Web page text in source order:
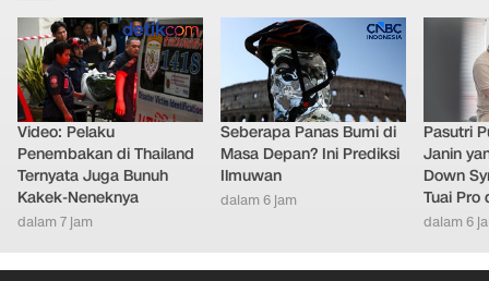
Video: Pelaku
Penembakan di Thailand
Ternyata Juga Bunuh
Kakek-Neneknya
dalam 7 jam
Seberapa Panas Bumi di
Masa Depan? Ini Prediksi
Ilmuwan
dalam 6 jam
Pasutri
Janin
Down
Tuai Pro
dalam 6